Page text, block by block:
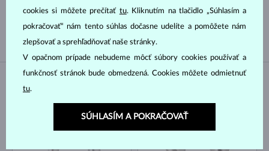
TAHITSKÁ
cookies si môžete prečítať tu. Kliknutím na tlačidlo „Súhlasím a
pokračovať“ nám tento súhlas dočasne udelíte a pomôžete nám
zlepšovať a sprehľadňovať naše stránky.
V opačnom prípade nebudeme môcť súbory cookies používať a
funkčnosť stránok bude obmedzená. Cookies môžete odmietnuť
tu.
SÚHLASÍM A POKRAČOVAŤ